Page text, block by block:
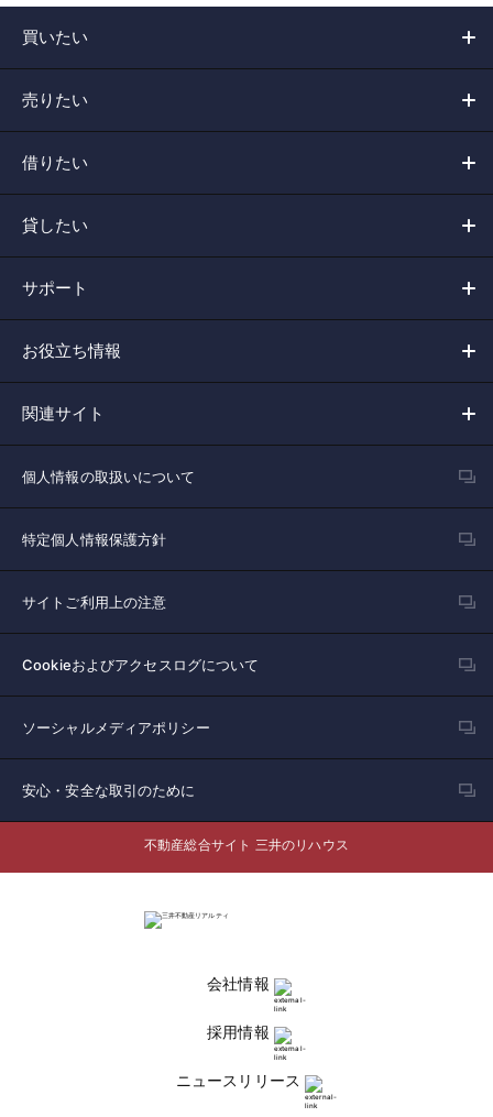
買いたい
売りたい
借りたい
貸したい
サポート
お役立ち情報
関連サイト
個人情報の取扱いについて
特定個人情報保護方針
サイトご利用上の注意
Cookieおよびアクセスログについて
ソーシャルメディアポリシー
安心・安全な取引のために
不動産総合サイト 三井のリハウス
会社情報
採用情報
ニュースリリース